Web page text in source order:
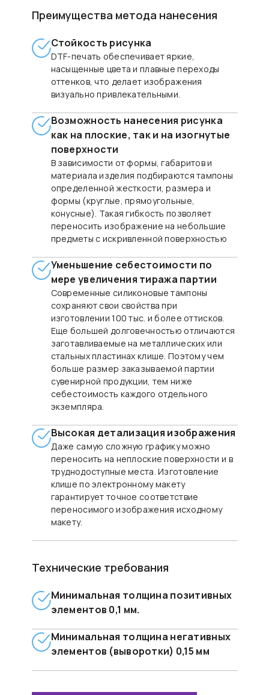
Преимущества метода нанесения
Стойкость рисунка
DTF-печать обеспечивает яркие,
насыщенные цвета и плавные переходы
оттенков, что делает изображения
визуально привлекательными.
Возможность нанесения рисунка
как на плоские, так и на изогнутые
поверхности
В зависимости от формы, габаритов и
материала изделия подбираются тампоны
определенной жесткости, размера и
формы (круглые, прямоугольные,
конусные). Такая гибкость позволяет
переносить изображение на небольшие
предметы с искривленной поверхностью
Уменьшение себестоимости по
мере увеличения тиража партии
Современные силиконовые тампоны
сохраняют свои свойства при
изготовлении 100 тыс. и более оттисков.
Еще большей долговечностью отличаются
заготавливаемые на металлических или
стальных пластинах клише. Поэтому чем
больше размер заказываемой партии
сувенирной продукции, тем ниже
себестоимость каждого отдельного
экземпляра.
Высокая детализация изображения
Даже самую сложную графику можно
переносить на неплоские поверхности и в
труднодоступные места. Изготовление
клише по электронному макету
гарантирует точное соответствие
переносимого изображения исходному
макету.
Технические требования
Минимальная толщина позитивных
элементов 0,1 мм.
Минимальная толщина негативных
элементов (выворотки) 0,15 мм